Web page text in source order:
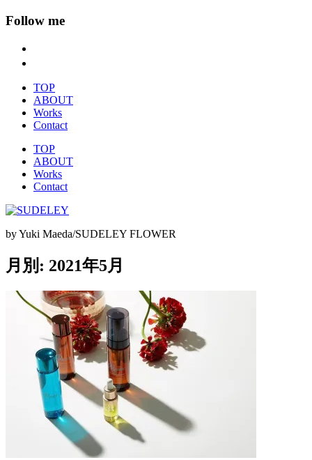
Follow me
TOP
ABOUT
Works
Contact
TOP
ABOUT
Works
Contact
by Yuki Maeda/SUDELEY FLOWER
月別: 2021年5月